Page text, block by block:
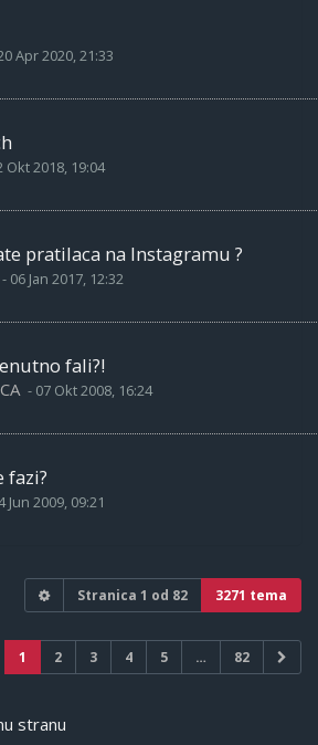
Apr 2020, 21:33
Okt 2018, 19:04
pratilaca na Instagramu ?
- 06 Jan 2017, 12:32
fali?!
- 07 Okt 2008, 16:24
fazi?
Jun 2009, 09:21
Stranica 1 od 82 3271 tema
1 2 3 4 5 … 82
stranu